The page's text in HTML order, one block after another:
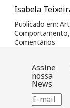
Isabela
Publicado em:
Comportamento,
Comentários
Assine
nossa
News
E-